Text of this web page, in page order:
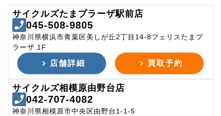
サイクルズたまプラーザ駅前店
045-508-9805
神奈川県横浜市青葉区美しが丘2丁目14-8フェリスたまプ
ラーザ 1F
店舗詳細 買取予約
サイクルズ相模原由野台店
042-707-4082
神奈川県相模原市中央区由野台1-1-5